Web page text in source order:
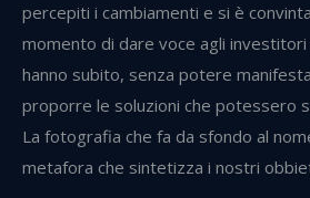
percepiti i cambiamenti e si è
momento di dare voce agli investitori
hanno subito, senza potere
proporre le soluzioni che potessero
La fotografia che fa da sfondo al
metafora che sintetizza i nostri